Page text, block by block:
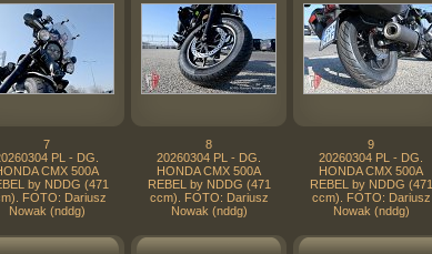
7
PL - DG.
CMX 500A
by NDDG (471
FOTO: Dariusz
Nowak (nddg)
8
20260304 PL - DG.
HONDA CMX 500A
REBEL by NDDG (471
ccm). FOTO: Dariusz
Nowak (nddg)
9
20260304 PL - DG.
HONDA CMX 500A
REBEL by NDDG (471
ccm). FOTO: Dariusz
Nowak (nddg)